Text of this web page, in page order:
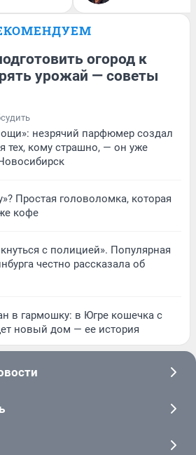
огород к
урожай — советы
незрячий парфюмер создал
тех, кому страшно, — он уже
Простая головоломка, которая
кофе
с полицией». Популярная
честно рассказала об
в гармошку: в Югре кошечка с
новый дом — ее история